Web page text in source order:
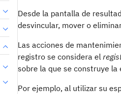
Desde la pantalla de
desvincular, mover o
Las acciones de
registro se considera el
sobre la que se construye
Por ejemplo, al utilizar su